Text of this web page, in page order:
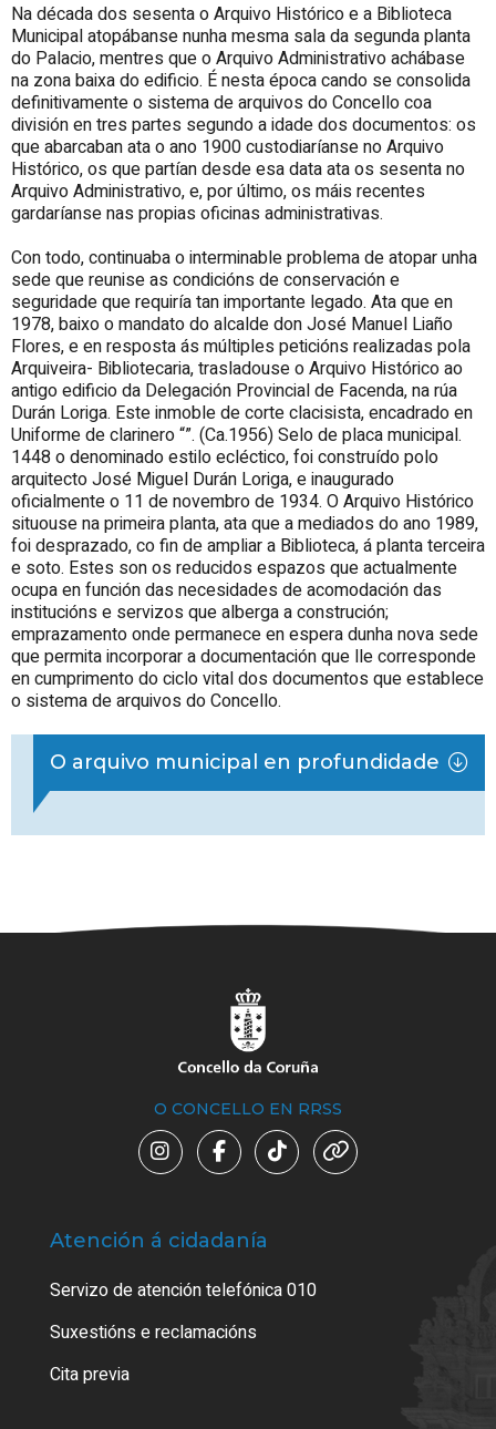
Na década dos sesenta o Arquivo Histórico e a Biblioteca
Municipal atopábanse nunha mesma sala da segunda planta
do Palacio, mentres que o Arquivo Administrativo achábase
na zona baixa do edificio. É nesta época cando se consolida
definitivamente o sistema de arquivos do Concello coa
división en tres partes segundo a idade dos documentos: os
que abarcaban ata o ano 1900 custodiaríanse no Arquivo
Histórico, os que partían desde esa data ata os sesenta no
Arquivo Administrativo, e, por último, os máis recentes
gardaríanse nas propias oficinas administrativas.
Con todo, continuaba o interminable problema de atopar unha
sede que reunise as condicións de conservación e
seguridade que requiría tan importante legado. Ata que en
1978, baixo o mandato do alcalde don José Manuel Liaño
Flores, e en resposta ás múltiples peticións realizadas pola
Arquiveira- Bibliotecaria, trasladouse o Arquivo Histórico ao
antigo edificio da Delegación Provincial de Facenda, na rúa
Durán Loriga. Este inmoble de corte clacisista, encadrado en
Uniforme de clarinero “”. (Ca.1956) Selo de placa municipal.
1448 o denominado estilo ecléctico, foi construído polo
arquitecto José Miguel Durán Loriga, e inaugurado
oficialmente o 11 de novembro de 1934. O Arquivo Histórico
situouse na primeira planta, ata que a mediados do ano 1989,
foi desprazado, co fin de ampliar a Biblioteca, á planta terceira
e soto. Estes son os reducidos espazos que actualmente
ocupa en función das necesidades de acomodación das
institucións e servizos que alberga a construción;
emprazamento onde permanece en espera dunha nova sede
que permita incorporar a documentación que lle corresponde
en cumprimento do ciclo vital dos documentos que establece
o sistema de arquivos do Concello.
O arquivo municipal en profundidade
O CONCELLO EN RRSS
Atención á cidadanía
Servizo de atención telefónica 010
Suxestións e reclamacións
Cita previa